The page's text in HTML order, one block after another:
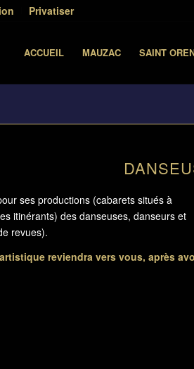
Privatiser
ACCUEIL MAUZAC SAINT
ses productions (cabarets situés à
itinérants) des danseuses, danseurs et
revues).
reviendra vers vous, après